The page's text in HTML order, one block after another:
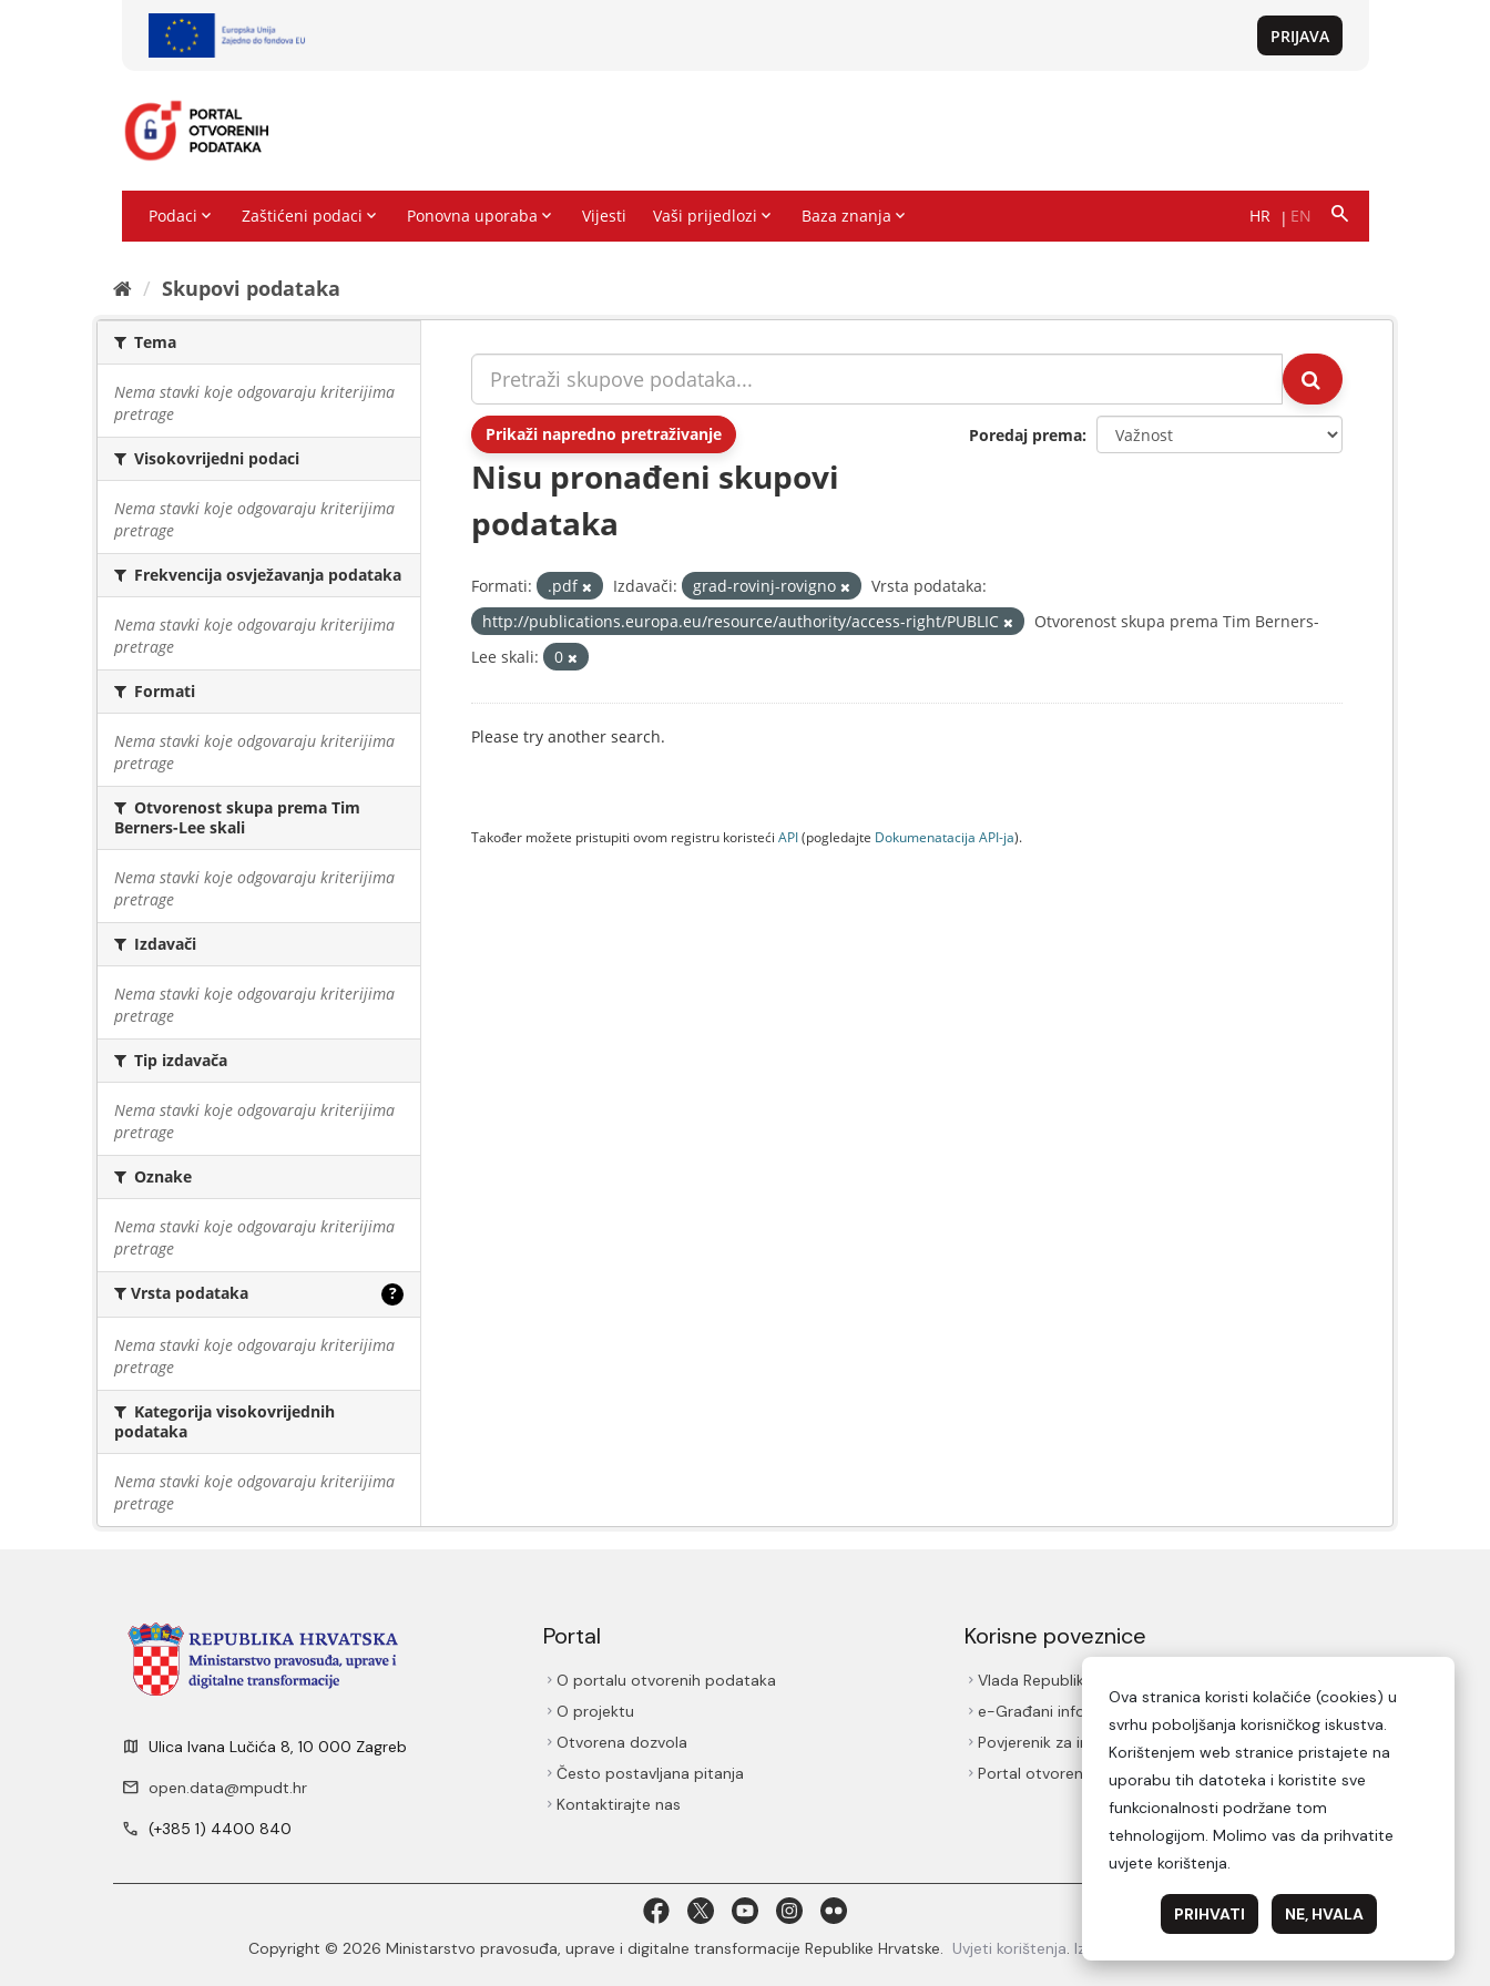
Skupovi podаtаkа
Tema
Nema stavki koje odgovaraju kriterijima
pretrage
Visokovrijedni podaci
Nema stavki koje odgovaraju kriterijima
pretrage
Frekvencija osvježavanja podataka
Nema stavki koje odgovaraju kriterijima
pretrage
Formati
Nema stavki koje odgovaraju kriterijima
pretrage
Otvorenost skupa prema Tim
Berners-Lee skali
Nema stavki koje odgovaraju kriterijima
pretrage
Izdavači
Nema stavki koje odgovaraju kriterijima
pretrage
Tip izdavača
Nema stavki koje odgovaraju kriterijima
pretrage
Oznake
Nema stavki koje odgovaraju kriterijima
pretrage
Vrsta podataka ?
Nema stavki koje odgovaraju kriterijima
pretrage
Kategorija visokovrijednih
podataka
Nema stavki koje odgovaraju kriterijima
pretrage
Prikaži napredno pretraživanje Poredaj prema
Nisu pronađeni skupovi
podataka
Formati: .pdf Izdavači: grad-rovinj-rovigno
Vrsta podataka:
http://publications.europa.eu/resource/authority/access-right/PUBLIC
Otvorenost skupa prema Tim Berners-
Lee skali:
0
Please try another search.
Također možete pristupiti ovom registru koristeći API(pogledajte Dokumenаtаcijа API-jа).